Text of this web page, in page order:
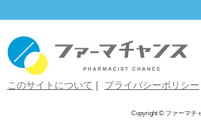
このサイトについて プライバシーポリシー
Copyright © ファーマチ